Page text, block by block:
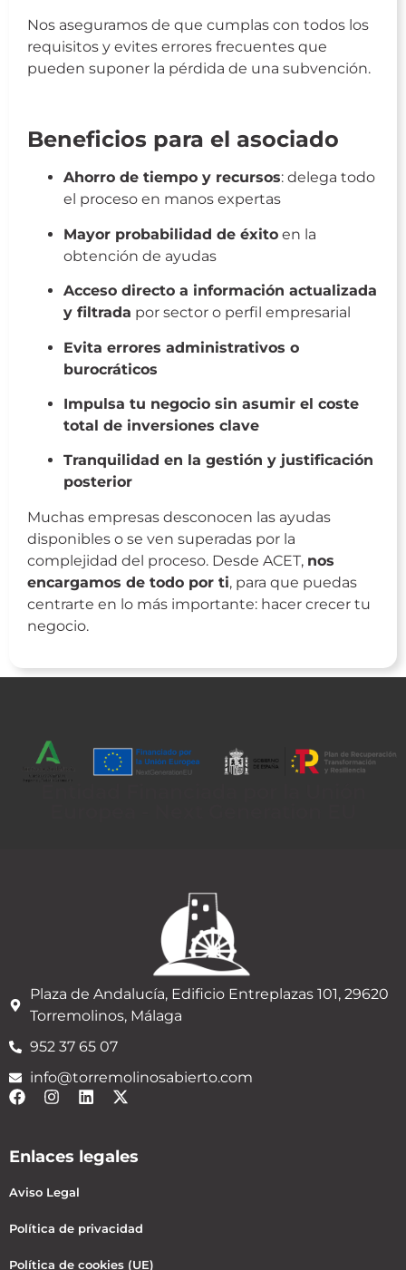
Nos aseguramos de que cumplas con todos los
requisitos y evites errores frecuentes que
pueden suponer la pérdida de una subvención.
Beneficios para el asociado
Ahorro de tiempo y recursos: delega todo
el proceso en manos expertas
Mayor probabilidad de éxito en la
obtención de ayudas
Acceso directo a información actualizada
y filtrada por sector o perfil empresarial
Evita errores administrativos o
burocráticos
Impulsa tu negocio sin asumir el coste
total de inversiones clave
Tranquilidad en la gestión y justificación
posterior
Muchas empresas desconocen las ayudas
disponibles o se ven superadas por la
complejidad del proceso. Desde ACET, nos
encargamos de todo por ti, para que puedas
centrarte en lo más importante: hacer crecer tu
negocio.
Plaza de Andalucía, Edificio Entreplazas 101, 29620
Torremolinos, Málaga
952 37 65 07
info@torremolinosabierto.com
Enlaces legales
Aviso Legal
Política de privacidad
Política de cookies (UE)